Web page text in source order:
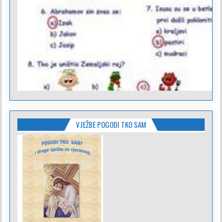
VJEŽBE POGODI TKO SAM